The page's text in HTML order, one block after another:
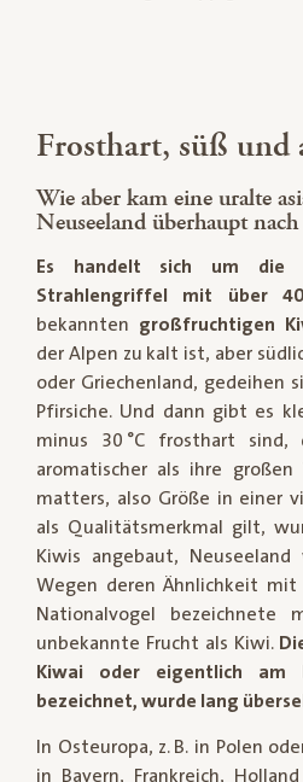
Frosthart, süß und
Wie aber kam eine uralte
Neuseeland überhaupt
Es handelt sich um die
Strahlengriffel mit über
bekannten großfruchtigen
der Alpen zu kalt ist, aber
oder Griechenland, gedeihen
Pfirsiche. Und dann gibt es
minus 30 °C frosthart sind,
aromatischer als ihre großen
matters, also Größe in einer
als Qualitätsmerkmal gilt,
Kiwis angebaut,
Wegen deren Ähnlichkeit mit
Nationalvogel bezeichnete
unbekannte Frucht als Kiwi.
Kiwai oder eigentlich am
bezeichnet, wurde lang
In Osteuropa, z. B. in Polen
in Bayern, Frankreich,